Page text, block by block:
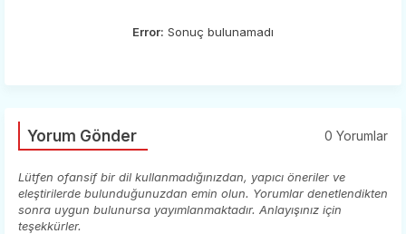
Error: Sonuç bulunamadı
Yorum Gönder 0 Yorumlar
Lütfen ofansif bir dil kullanmadığınızdan, yapıcı öneriler ve
eleştirilerde bulunduğunuzdan emin olun. Yorumlar denetlendikten
sonra uygun bulunursa yayımlanmaktadır. Anlayışınız için
teşekkürler.